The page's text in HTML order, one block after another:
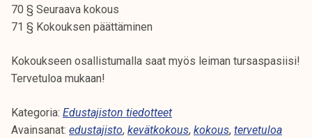
70 § Seuraava kokous
71 § Kokouksen päättäminen
Kokoukseen osallistumalla saat myös leiman tursaspasiisi!
Tervetuloa mukaan!
Kategoria: Edustajiston tiedotteet
Avainsanat: edustajisto, kevätkokous, kokous, tervetuloa